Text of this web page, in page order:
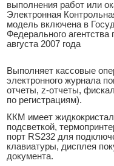
выполнения работ или
Электронная
модель включена в
Федерального
августа 2007 года
Выполняет кассовые
электронного журнала
отчеты, z-отчеты,
по регистрациям).
ККМ имеет
подсветкой,
порт RS232 для
клавиатуры, дисплея
документа.